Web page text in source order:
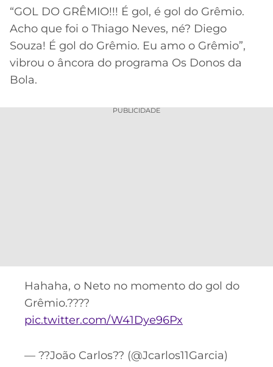
“GOL DO GRÊMIO!!! É gol, é gol do Grêmio.
Acho que foi o Thiago Neves, né? Diego
Souza! É gol do Grêmio. Eu amo o Grêmio”,
vibrou o âncora do programa Os Donos da
Bola.
PUBLICIDADE
Hahaha, o Neto no momento do gol do
Grêmio.????
pic.twitter.com/W41Dye96Px
— ??João Carlos?? (@Jcarlos11Garcia)